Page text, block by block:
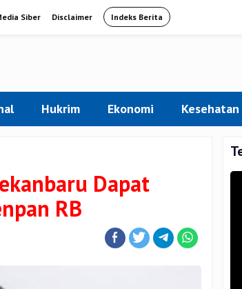
Siber Disclaimer Indeks Berita
Hukrim Ekonomi Kesehatan
Dapat
RB